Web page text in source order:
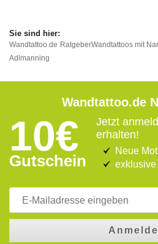
Wandtattoo.de RatgeberWandtattoos mit
Adlmanning
Wandtattoo.de
10€
Gutschein
Jetzt
erhalten!
Neue
exklusive